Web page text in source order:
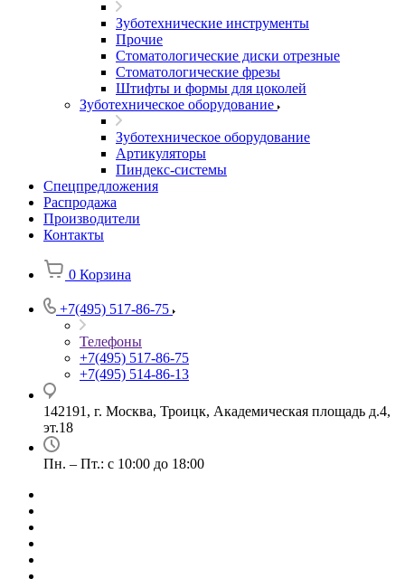
Зуботехнические инструменты
Прочие
Стоматологические диски отрезные
Стоматологические фрезы
Штифты и формы для цоколей
Зуботехническое оборудование
Зуботехническое оборудование
Артикуляторы
Пиндекс-системы
Спецпредложения
Распродажа
Производители
Контакты
0 Корзина
+7(495) 517-86-75
Телефоны
+7(495) 517-86-75
+7(495) 514-86-13
142191, г. Москва, Троицк, Академическая площадь д.4,
эт.18
Пн. – Пт.: с 10:00 до 18:00